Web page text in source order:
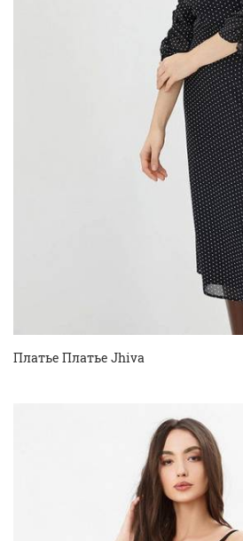
Платье Платье Jhiva